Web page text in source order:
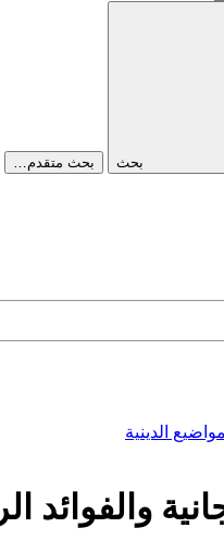
بحث بحث متقدم…
الدينية
والفوائد